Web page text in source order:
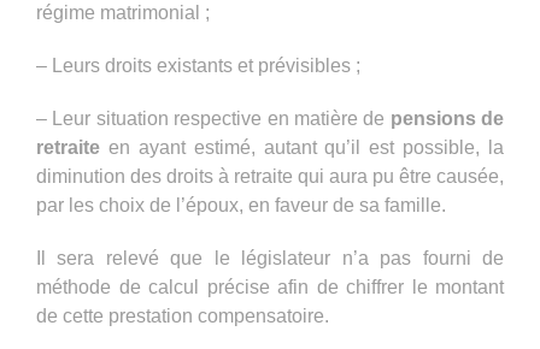
régime matrimonial ;
– Leurs droits existants et prévisibles ;
– Leur situation respective en matière de pensions de
retraite en ayant estimé, autant qu’il est possible, la
diminution des droits à retraite qui aura pu être causée,
par les choix de l’époux, en faveur de sa famille.
Il sera relevé que le législateur n’a pas fourni de
méthode de calcul précise afin de chiffrer le montant
de cette prestation compensatoire.